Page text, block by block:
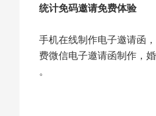
统计免码邀请免费体验
手机在线制作电子邀请函
费微信电子邀请函制作，
。